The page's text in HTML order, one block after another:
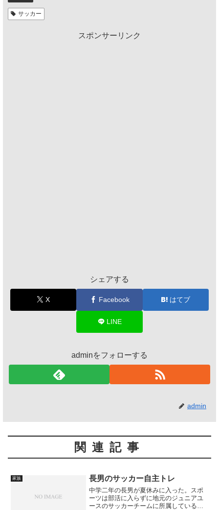
サッカー
スポンサーリンク
シェアする
X Facebook はてブ
LINE
adminをフォローする
admin
関連記事
家族 長男のサッカー自主トレ
中学二年の長男が夏休みに入った。スポ
ーツは部活に入らずに地元のジュニアユ
ースのサッカーチームに所属している。